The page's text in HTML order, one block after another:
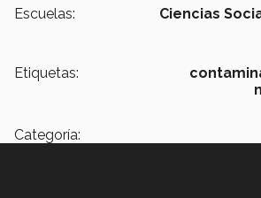
Escuelas: Ciencias
Etiquetas:
Categoría: